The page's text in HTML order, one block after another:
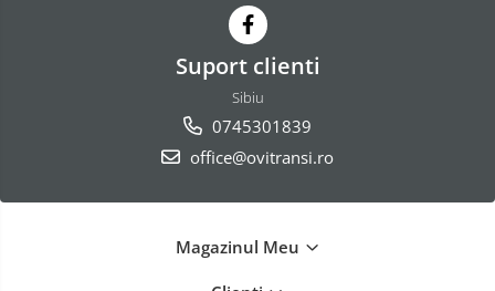
Suport clienti
Sibiu
0745301839
office@ovitransi.ro
Magazinul Meu